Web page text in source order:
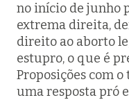
no início de junho
extrema direita,
direito ao aborto
estupro, o que é
Proposições com
uma resposta pró